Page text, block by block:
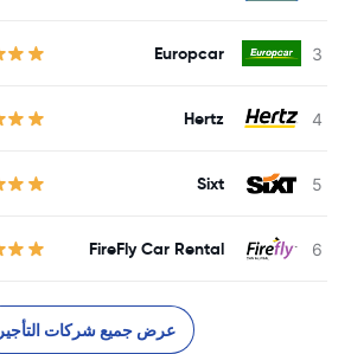
Europcar
Hertz
Sixt
FireFly Car Rental
عرض جميع شركات التأجير